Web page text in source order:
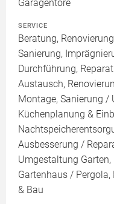
Garagentore
SERVICE
Beratung,
Sanierung,
Durchführung,
Austausch,
Montage, Sanierung /
Küchenplanung &
Ausbesserung /
Umgestaltung Garten,
Gartenhaus /
& Bau